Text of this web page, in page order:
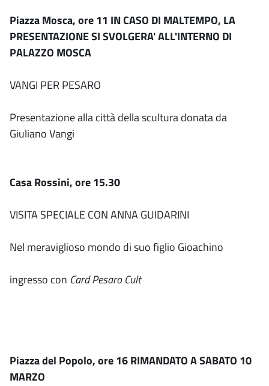
Piazza Mosca, ore 11 IN CASO DI MALTEMPO, LA
PRESENTAZIONE SI SVOLGERA' ALL'INTERNO DI
PALAZZO MOSCA
VANGI PER PESARO
Presentazione alla città della scultura donata da
Giuliano Vangi
Casa Rossini, ore 15.30
VISITA SPECIALE CON ANNA GUIDARINI
Nel meraviglioso mondo di suo figlio Gioachino
ingresso con Card Pesaro Cult
Piazza del Popolo, ore 16RIMANDATO A SABATO 10
MARZO